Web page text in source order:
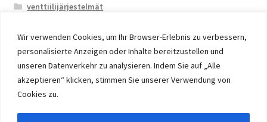
Wir verwenden Cookies, um Ihr Browser-Erlebnis zu verbessern,
personalisierte Anzeigen oder Inhalte bereitzustellen und
unseren Datenverkehr zu analysieren. Indem Sie auf „Alle
akzeptieren“ klicken, stimmen Sie unserer Verwendung von
Cookies zu.
venttiilijärjestelmät
© 2026 Eruon Trade UG, Germany, member of the ERUON